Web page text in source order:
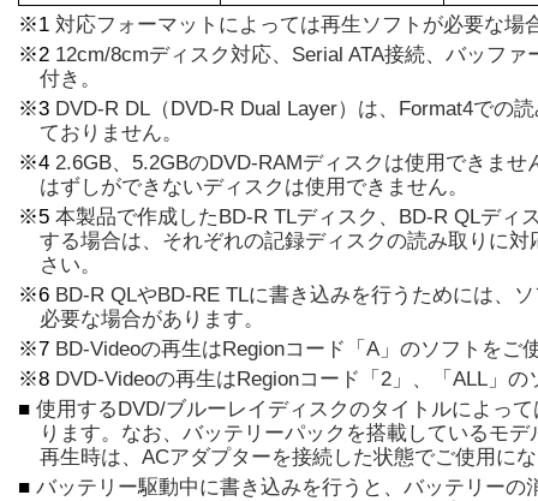
※1 対応フォーマットによっては再生ソフトが必要な場
※2 12cm/8cmディスク対応、Serial ATA接続、バッフ
付き。
※3 DVD-R DL（DVD-R Dual Layer）は、Format4での
ておりません。
※4 2.6GB、5.2GBのDVD-RAMディスクは使用できま
はずしができないディスクは使用できません。
※5 本製品で作成したBD-R TLディスク、BD-R QLディ
する場合は、それぞれの記録ディスクの読み取りに
さい。
※6 BD-R QLやBD-RE TLに書き込みを行うためには、
必要な場合があります。
※7 BD-Videoの再生はRegionコード「A」のソフトをご
※8 DVD-Videoの再生はRegionコード「2」、「ALL」
■ 使用するDVD/ブルーレイディスクのタイトルによっ
ります。なお、バッテリーパックを搭載しているモ
再生時は、ACアダプターを接続した状態でご使用に
■ バッテリー駆動中に書き込みを行うと、バッテリーの